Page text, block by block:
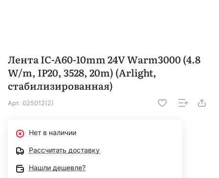
Лента IC-A60-10mm 24V Warm3000 (4.8
W/m, IP20, 3528, 20m) (Arlight,
стабилизированная)
Арт. 025012(2)
Нет в наличии
Рассчитать доставку
Нашли дешевле?